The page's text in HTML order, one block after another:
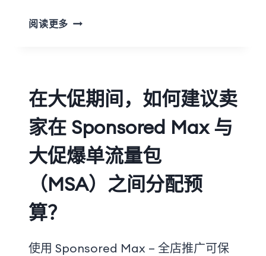
阅读更多
在大促期间，如何建议卖
家在 Sponsored Max 与
大促爆单流量包
（MSA）之间分配预
算？
使用 Sponsored Max – 全店推广可保